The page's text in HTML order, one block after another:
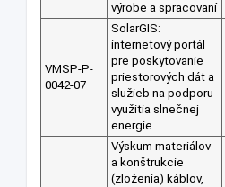
výrobe a spracovaní
VMSP-P-
0042-07
SolarGIS:
internetový portál
pre poskytovanie
priestorových dát a
služieb na podporu
využitia slnečnej
energie
Výskum materiálov
a konštrukcie
(zloženia) káblov,